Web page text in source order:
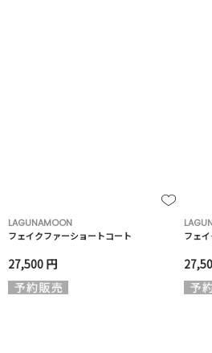
LAGUNAMOON
フェイクファーショートコート
27,500 円
フェ